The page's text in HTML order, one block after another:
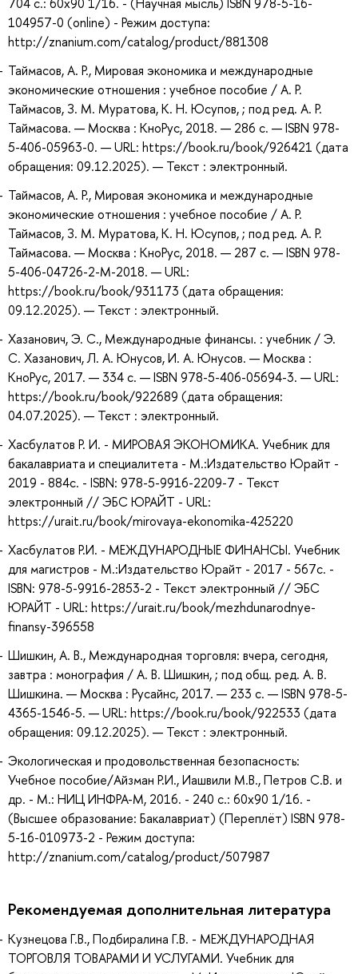
704 с.: 60x90 1/16. - (Научная мысль) ISBN 978-5-16-
104957-0 (online) - Режим доступа:
http://znanium.com/catalog/product/881308
Таймасов, А. Р., Мировая экономика и международные
экономические отношения : учебное пособие / А. Р.
Таймасов, З. М. Муратова, К. Н. Юсупов, ; под ред. А. Р.
Таймасова. — Москва : КноРус, 2018. — 286 с. — ISBN 978-
5-406-05963-0. — URL: https://book.ru/book/926421 (дата
обращения: 09.12.2025). — Текст : электронный.
Таймасов, А. Р., Мировая экономика и международные
экономические отношения : учебное пособие / А. Р.
Таймасов, З. М. Муратова, К. Н. Юсупов, ; под ред. А. Р.
Таймасова. — Москва : КноРус, 2018. — 287 с. — ISBN 978-
5-406-04726-2-M-2018. — URL:
https://book.ru/book/931173 (дата обращения:
09.12.2025). — Текст : электронный.
Хазанович, Э. С., Международные финансы. : учебник / Э.
С. Хазанович, Л. А. Юнусов, И. А. Юнусов. — Москва :
КноРус, 2017. — 334 с. — ISBN 978-5-406-05694-3. — URL:
https://book.ru/book/922689 (дата обращения:
04.07.2025). — Текст : электронный.
Хасбулатов Р. И. - МИРОВАЯ ЭКОНОМИКА. Учебник для
бакалавриата и специалитета - М.:Издательство Юрайт -
2019 - 884с. - ISBN: 978-5-9916-2209-7 - Текст
электронный // ЭБС ЮРАЙТ - URL:
https://urait.ru/book/mirovaya-ekonomika-425220
Хасбулатов Р.И. - МЕЖДУНАРОДНЫЕ ФИНАНСЫ. Учебник
для магистров - М.:Издательство Юрайт - 2017 - 567с. -
ISBN: 978-5-9916-2853-2 - Текст электронный // ЭБС
ЮРАЙТ - URL: https://urait.ru/book/mezhdunarodnye-
finansy-396558
Шишкин, А. В., Международная торговля: вчера, сегодня,
завтра : монография / А. В. Шишкин, ; под общ. ред. А. В.
Шишкина. — Москва : Русайнс, 2017. — 233 с. — ISBN 978-5-
4365-1546-5. — URL: https://book.ru/book/922533 (дата
обращения: 09.12.2025). — Текст : электронный.
Экологическая и продовольственная безопасность:
Учебное пособие/Айзман Р.И., Иашвили М.В., Петров С.В. и
др. - М.: НИЦ ИНФРА-М, 2016. - 240 с.: 60x90 1/16. -
(Высшее образование: Бакалавриат) (Переплёт) ISBN 978-
5-16-010973-2 - Режим доступа:
http://znanium.com/catalog/product/507987
Рекомендуемая дополнительная литература
Кузнецова Г.В., Подбиралина Г.В. - МЕЖДУНАРОДНАЯ
ТОРГОВЛЯ ТОВАРАМИ И УСЛУГАМИ. Учебник для